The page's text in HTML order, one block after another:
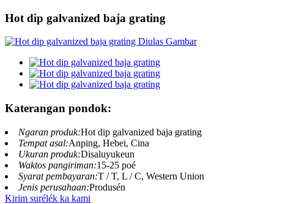
Hot dip galvanized baja grating
Katerangan pondok:
Ngaran produk:Hot dip galvanized baja grating
Tempat asal:Anping, Hebei, Cina
Ukuran produk:Disaluyukeun
Waktos pangiriman:15-25 poé
Syarat pembayaran:T / T, L / C, Western Union
Jenis perusahaan:Produsén
Kirim surélék ka kami